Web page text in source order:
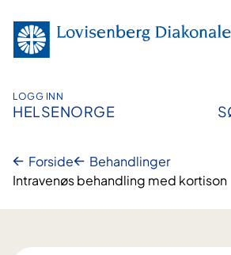
innhold
LOGG INN
HELSENORGE
Forside
Behandlinger
Intravenøs behandling med kortison